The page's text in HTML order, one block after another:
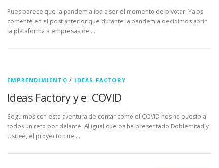
Pues parece que la pandemia iba a ser el momento de pivotar. Ya os
comenté en el post anterior que durante la pandemia decidimos abrir
la plataforma a empresas de …
EMPRENDIMIENTO / IDEAS FACTORY
Ideas Factory y el COVID
Seguimos con esta aventura de contar como el COVID nos ha puesto a
todos un reto por delante. Al igual que os he presentado Doblemitad y
Usitee, el proyecto que …